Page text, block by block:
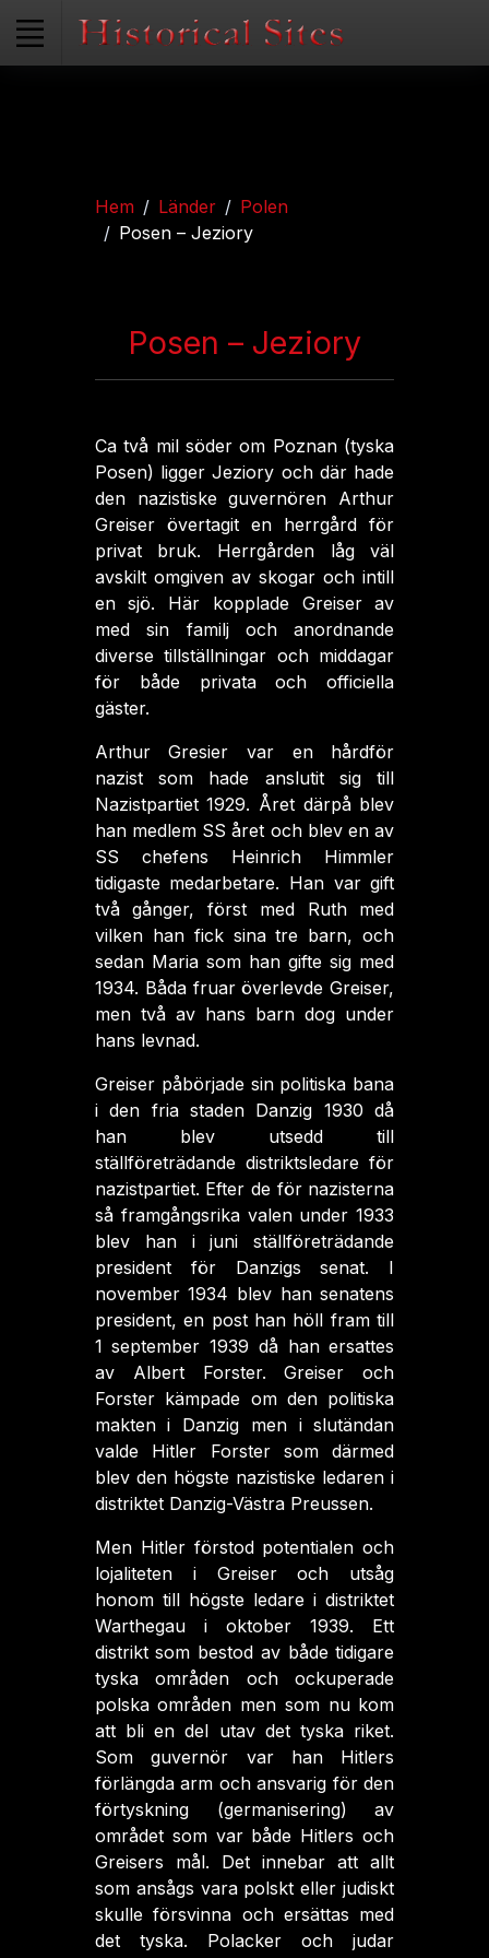
Hem Länder
Polen
Posen – Jeziory
Posen – Jeziory
Ca två mil söder om Poznan (tyska
Posen) ligger Jeziory och där hade
den nazistiske guvernören Arthur
Greiser övertagit en herrgård för
privat bruk. Herrgården låg väl
avskilt omgiven av skogar och intill
en sjö. Här kopplade Greiser av
med sin familj och anordnande
diverse tillställningar och middagar
för både privata och officiella
gäster.
Arthur Gresier var en hårdför
nazist som hade anslutit sig till
Nazistpartiet 1929. Året därpå blev
han medlem SS året och blev en av
SS chefens Heinrich Himmler
tidigaste medarbetare. Han var gift
två gånger, först med Ruth med
vilken han fick sina tre barn, och
sedan Maria som han gifte sig med
1934. Båda fruar överlevde Greiser,
men två av hans barn dog under
hans levnad.
Greiser påbörjade sin politiska bana
i den fria staden Danzig 1930 då
han blev utsedd till
ställföreträdande distriktsledare för
nazistpartiet. Efter de för nazisterna
så framgångsrika valen under 1933
blev han i juni ställföreträdande
president för Danzigs senat. I
november 1934 blev han senatens
president, en post han höll fram till
1 september 1939 då han ersattes
av Albert Forster. Greiser och
Forster kämpade om den politiska
makten i Danzig men i slutändan
valde Hitler Forster som därmed
blev den högste nazistiske ledaren i
distriktet Danzig-Västra Preussen.
Men Hitler förstod potentialen och
lojaliteten i Greiser och utsåg
honom till högste ledare i distriktet
Warthegau i oktober 1939. Ett
distrikt som bestod av både tidigare
tyska områden och ockuperade
polska områden men som nu kom
att bli en del utav det tyska riket.
Som guvernör var han Hitlers
förlängda arm och ansvarig för den
förtyskning (germanisering) av
området som var både Hitlers och
Greisers mål. Det innebar att allt
som ansågs vara polskt eller judiskt
skulle försvinna och ersättas med
det tyska. Polacker och judar